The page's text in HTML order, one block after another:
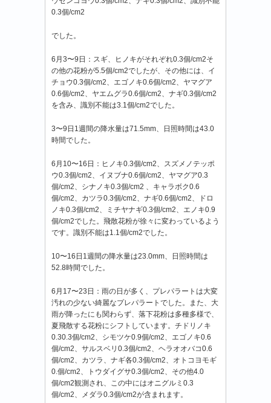
0.3個/cm2
でした。
6月3〜9日：スギ、ヒノキがそれぞれ0.3個/cm2そ
の他の花粉が5.5個/cm2でしたが、その他には、イ
チョウ0.3個/cm2、エゴノキ0.6個/cm2、ヤマグア
0.6個/cm2、ヤエムグラ0.6個/cm2、ナギ0.3個/cm2
を含み、識別不能は3.1個/cm2でした。
3〜9日1週間の降水量は71.5mm、日照時間は43.0
時間でした。
6月10〜16日：ヒノキ0.3個/cm2、スズメノテッポ
ウ0.3個/cm2、イヌブナ0.6個/cm2、ヤマグア0.3
個/cm2、シナノキ0.3個/cm2 、キャラボク0.6
個/cm2、カツラ0.3個/cm2、ナギ0.6個/cm2、ドロ
ノキ0.3個/cm2、ミチヤナギ0.3個/cm2、エノキ0.9
個/cm2でした。飛散花粉が徐々に変わっているよう
です。識別不能は1.1個/cm2でした。
10〜16日1週間の降水量は23.0mm、日照時間は
52.8時間でした。
6月17〜23日：雨の日が多く、プレパラートは大変
汚れの少ない綺麗なプレパラートでした。また、大
雨が降ったにも関わらず、落下花粉は多種多様で、
夏飛散する花粉にシフトしています。チドリノキ
0.30.3個/cm2、シモツケ0.9個/cm2、エゴノキ0.6
個/cm2、サルスベリ0.3個/cm2、ヘラオオバコ0.6
個/cm2、カツラ、ナギ各0.3個/cm2、オトコヨモギ
0.個/cm2、トウダイグサ0.3個/cm2、その他4.0
個/cm2観測され、この中にはオニグルミ0.3
個/cm2、メダラ0.3個/cm2が含まれます。